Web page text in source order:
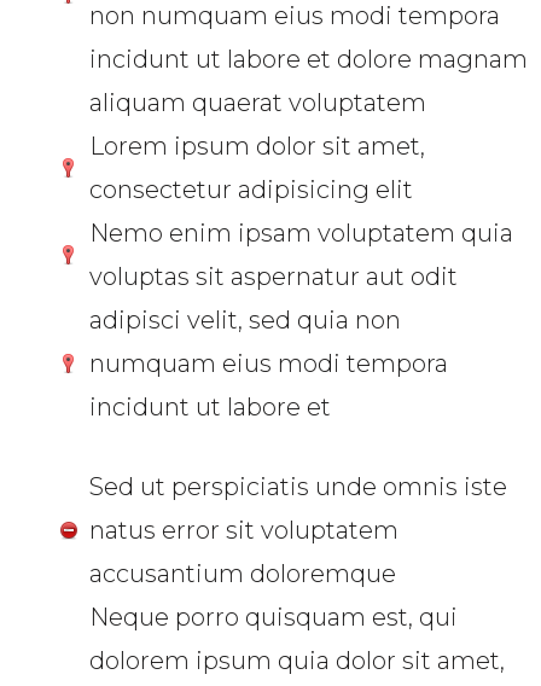
non numquam eius modi tempora
incidunt ut labore et dolore magnam
aliquam quaerat voluptatem
Lorem ipsum dolor sit amet,
consectetur adipisicing elit
Nemo enim ipsam voluptatem quia
voluptas sit aspernatur aut odit
adipisci velit, sed quia non
numquam eius modi tempora
incidunt ut labore et
Sed ut perspiciatis unde omnis iste
natus error sit voluptatem
accusantium doloremque
Neque porro quisquam est, qui
dolorem ipsum quia dolor sit amet,